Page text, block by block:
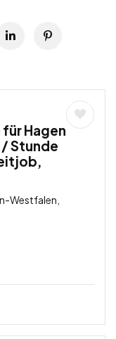
Hagen
Stunde
Westfalen,